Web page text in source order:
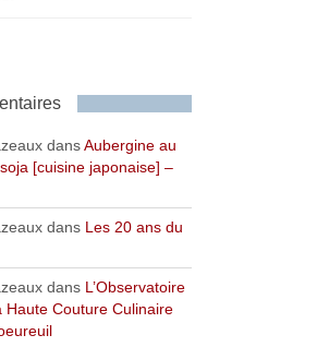
dansAubergine au
[cuisine japonaise] –
dans Les 20 ans du
dans L’Observatoire
Haute Couture Culinaire